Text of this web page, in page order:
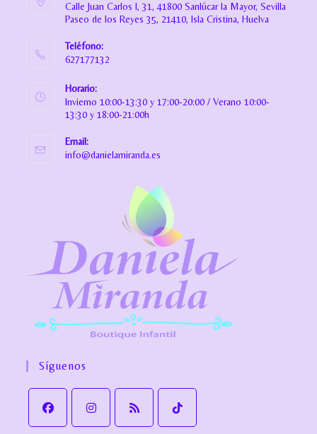
Calle Juan Carlos I, 31, 41800 Sanlúcar la Mayor, Sevilla
Paseo de los Reyes 35, 21410, Isla Cristina, Huelva
Teléfono:
627177132
Horario:
Invierno 10:00-13:30 y 17:00-20:00 / Verano 10:00-
13:30 y 18:00-21:00h
Email:
info@danielamiranda.es
Síguenos